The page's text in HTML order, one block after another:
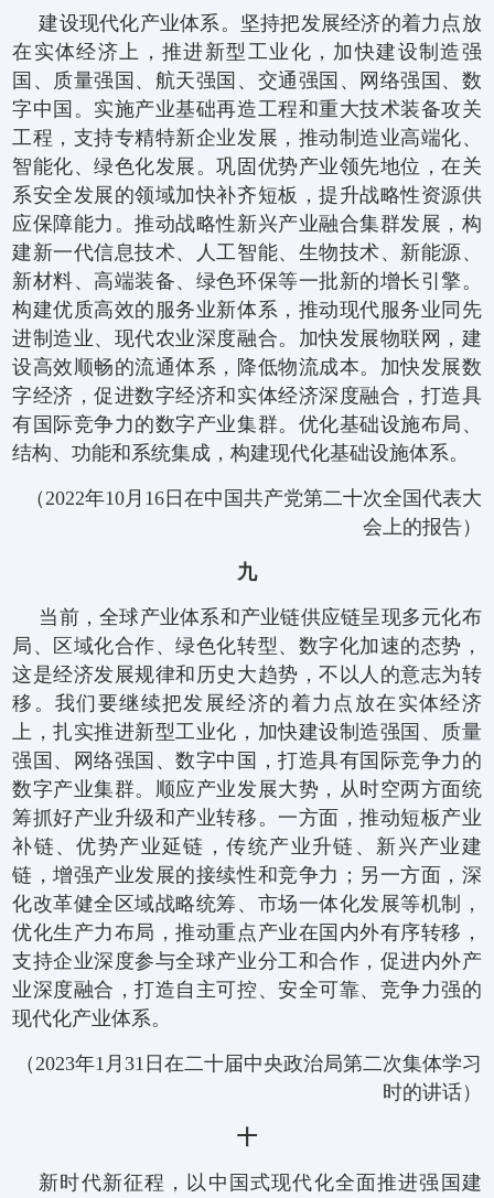
建设现代化产业体系。坚持把发展经济的着力点放
在实体经济上，推进新型工业化，加快建设制造强
国、质量强国、航天强国、交通强国、网络强国、数
字中国。实施产业基础再造工程和重大技术装备攻关
工程，支持专精特新企业发展，推动制造业高端化、
智能化、绿色化发展。巩固优势产业领先地位，在关
系安全发展的领域加快补齐短板，提升战略性资源供
应保障能力。推动战略性新兴产业融合集群发展，构
建新一代信息技术、人工智能、生物技术、新能源、
新材料、高端装备、绿色环保等一批新的增长引擎。
构建优质高效的服务业新体系，推动现代服务业同先
进制造业、现代农业深度融合。加快发展物联网，建
设高效顺畅的流通体系，降低物流成本。加快发展数
字经济，促进数字经济和实体经济深度融合，打造具
有国际竞争力的数字产业集群。优化基础设施布局、
结构、功能和系统集成，构建现代化基础设施体系。
（2022年10月16日在中国共产党第二十次全国代表大
会上的报告）
九
当前，全球产业体系和产业链供应链呈现多元化布
局、区域化合作、绿色化转型、数字化加速的态势，
这是经济发展规律和历史大趋势，不以人的意志为转
移。我们要继续把发展经济的着力点放在实体经济
上，扎实推进新型工业化，加快建设制造强国、质量
强国、网络强国、数字中国，打造具有国际竞争力的
数字产业集群。顺应产业发展大势，从时空两方面统
筹抓好产业升级和产业转移。一方面，推动短板产业
补链、优势产业延链，传统产业升链、新兴产业建
链，增强产业发展的接续性和竞争力；另一方面，深
化改革健全区域战略统筹、市场一体化发展等机制，
优化生产力布局，推动重点产业在国内外有序转移，
支持企业深度参与全球产业分工和合作，促进内外产
业深度融合，打造自主可控、安全可靠、竞争力强的
现代化产业体系。
（2023年1月31日在二十届中央政治局第二次集体学习
时的讲话）
十
新时代新征程，以中国式现代化全面推进强国建